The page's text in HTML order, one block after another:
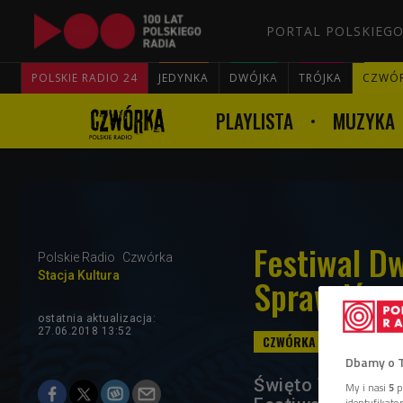
PORTAL
POLSKIE RADIO 24 JEDYNKA DWÓJKA TRÓJKA
PLAYLISTA MUZYKA
Polskie Radio
Czwórka
Stacja Kultura
Festiwal
Sprawdź,
ostatnia aktualizacja:
27.06.2018 13:52
Święto Teatru
Dbamy o
My i nasi 5